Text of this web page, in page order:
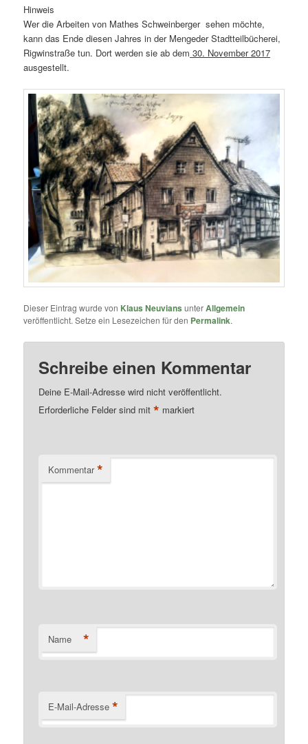
Hinweis
Wer die Arbeiten von Mathes Schweinberger sehen möchte,
kann das Ende diesen Jahres in der Mengeder Stadtteilbücherei,
Rigwinstraße tun. Dort werden sie ab dem 30. November 2017
ausgestellt.
Dieser Eintrag wurde von Klaus Neuvians unterAllgemein
veröffentlicht. Setze ein Lesezeichen für den Permalink.
Schreibe einen Kommentar
Deine E-Mail-Adresse wird nicht veröffentlicht.
Erforderliche Felder sind mit* markiert
Kommentar *
Name *
E-Mail-Adresse *